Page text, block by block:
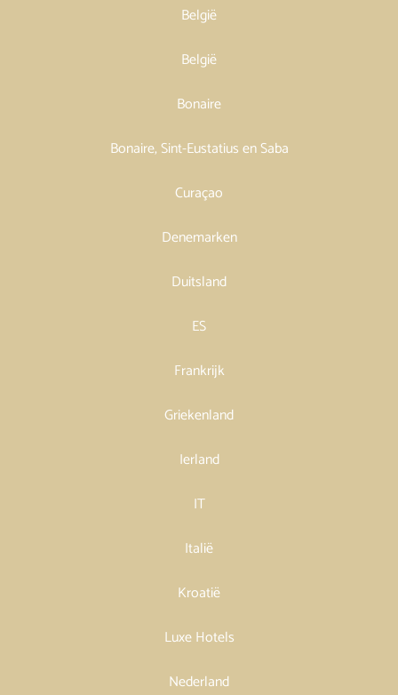
België
België
Bonaire
Bonaire, Sint-Eustatius en Saba
Curaçao
Denemarken
Duitsland
ES
Frankrijk
Griekenland
Ierland
IT
Italië
Kroatië
Luxe Hotels
Nederland